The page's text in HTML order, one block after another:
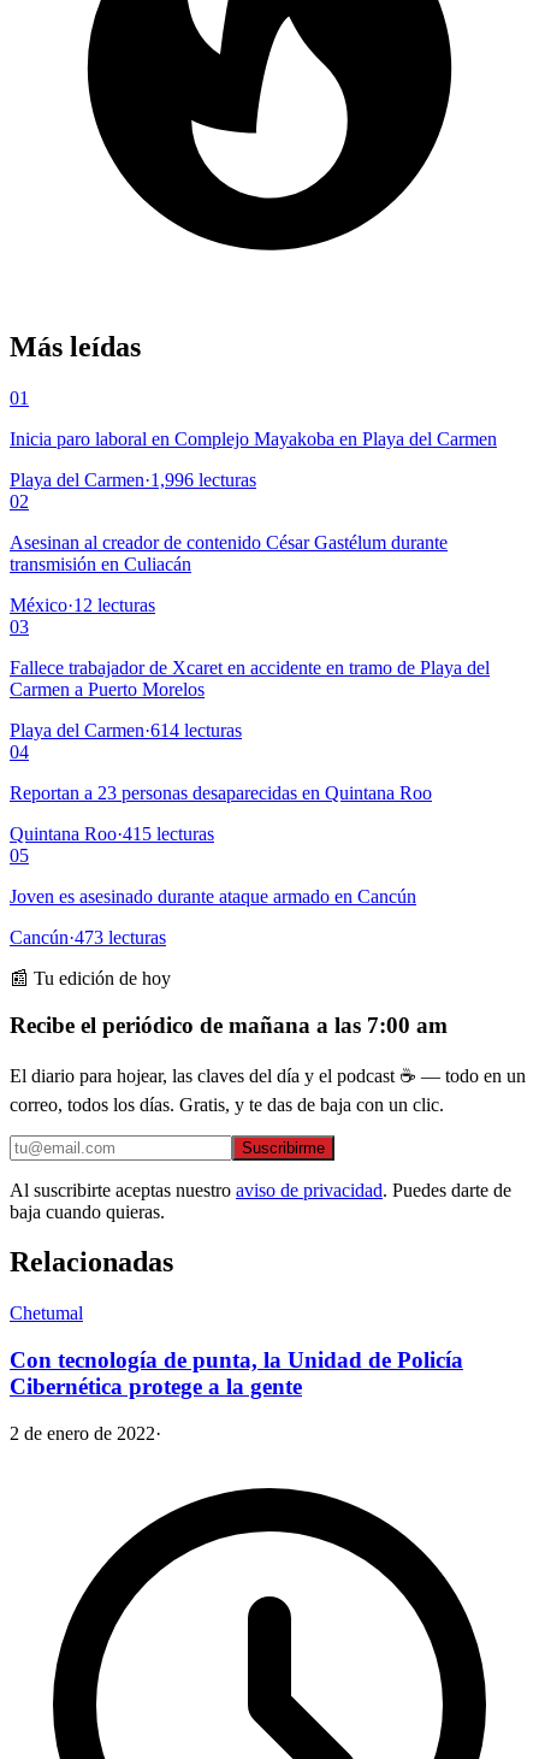
Más leídas
01
Inicia paro laboral en Complejo Mayakoba en Playa del Carmen
Playa del Carmen·1,996 lecturas
02
Asesinan al creador de contenido César Gastélum durante
transmisión en Culiacán
México·12 lecturas
03
Fallece trabajador de Xcaret en accidente en tramo de Playa del
Carmen a Puerto Morelos
Playa del Carmen·614 lecturas
04
Reportan a 23 personas desaparecidas en Quintana Roo
Quintana Roo·415 lecturas
05
Joven es asesinado durante ataque armado en Cancún
Cancún·473 lecturas
📰 Tu edición de hoy
Recibe el periódico de mañana a las 7:00 am
El diario para hojear, las claves del día y el podcast ☕ — todo en un
correo, todos los días. Gratis, y te das de baja con un clic.
Suscribirme
Al suscribirte aceptas nuestro aviso de privacidad. Puedes darte de
baja cuando quieras.
Relacionadas
Chetumal
Con tecnología de punta, la Unidad de Policía
Cibernética protege a la gente
2 de enero de 2022·